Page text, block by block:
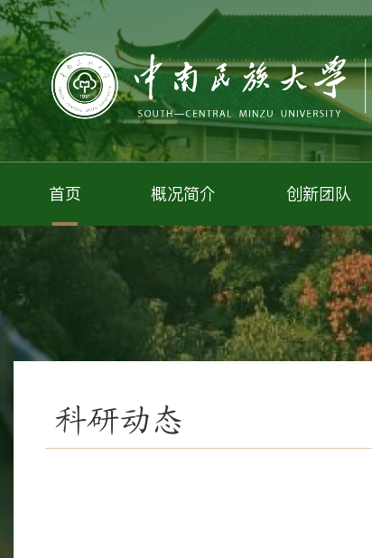
首页 概况简介 创新团队
科研动态